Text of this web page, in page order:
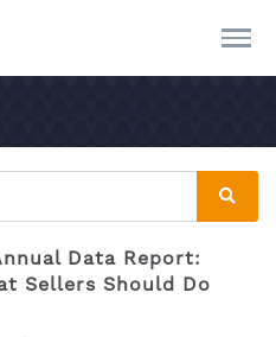
Data Report:
Sellers Should Do